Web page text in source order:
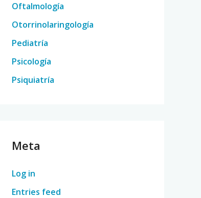
Oftalmología
Otorrinolaringología
Pediatría
Psicología
Psiquiatría
Meta
Log in
Entries feed